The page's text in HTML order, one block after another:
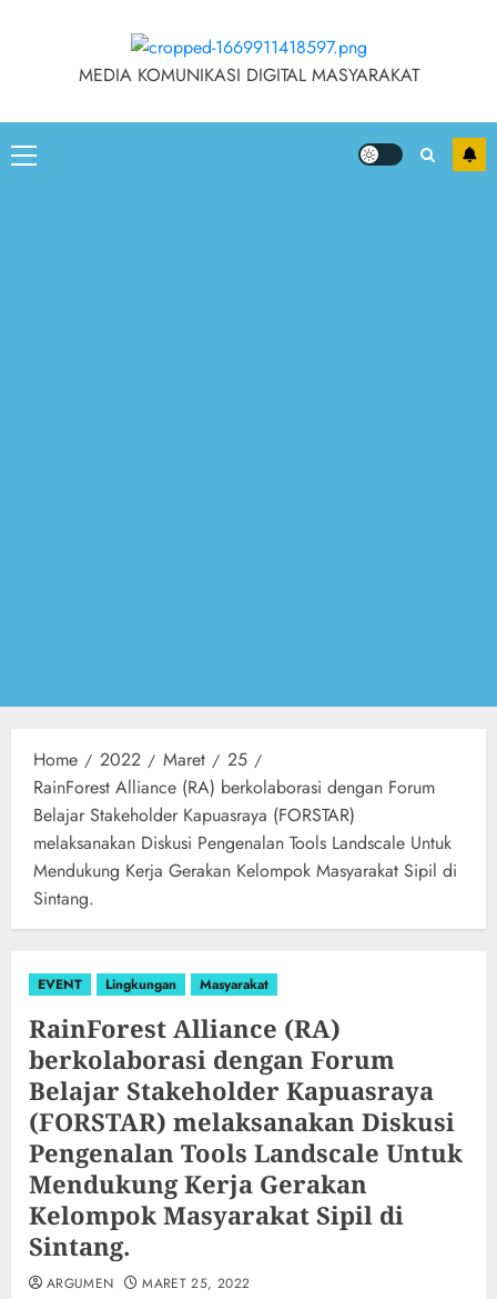
MEDIA KOMUNIKASI DIGITAL MASYARAKAT
Home 2022 Maret
25
RainForest Alliance (RA) berkolaborasi dengan Forum
Belajar Stakeholder Kapuasraya (FORSTAR)
melaksanakan Diskusi Pengenalan Tools Landscale Untuk
Mendukung Kerja Gerakan Kelompok Masyarakat Sipil di
Sintang.
EVENT Lingkungan Masyarakat
RainForest Alliance (RA)
berkolaborasi dengan Forum
Belajar Stakeholder Kapuasraya
(FORSTAR) melaksanakan Diskusi
Pengenalan Tools Landscale Untuk
Mendukung Kerja Gerakan
Kelompok Masyarakat Sipil di
Sintang.
ARGUMEN MARET 25, 2022